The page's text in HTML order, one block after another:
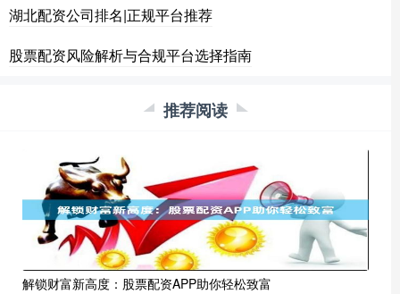
湖北配资公司排名|正规平台推荐
股票配资风险解析与合规平台选择指南
推荐阅读
解锁财富新高度：股票配资APP助你轻松致富